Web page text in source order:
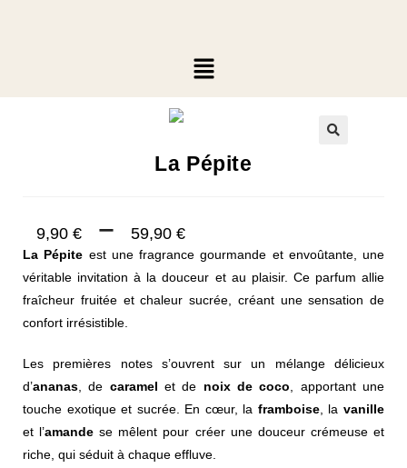
La Pépite
9,90 € – 59,90 €
La Pépite est une fragrance gourmande et envoûtante, une
véritable invitation à la douceur et au plaisir. Ce parfum allie
fraîcheur fruitée et chaleur sucrée, créant une sensation de
confort irrésistible.
Les premières notes s’ouvrent sur un mélange délicieux
d’ananas , de caramel et de noix de coco , apportant une
touche exotique et sucrée. En cœur, la framboise, lavanille
et l’amande se mêlent pour créer une douceur crémeuse et
riche, qui séduit à chaque effluve.